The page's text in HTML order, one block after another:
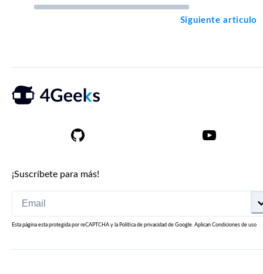
Siguiente articulo
¡Suscríbete para más!
Esta página esta protegida por reCAPTCHA y la Política de privacidad de Google. Aplican Condiciones de uso